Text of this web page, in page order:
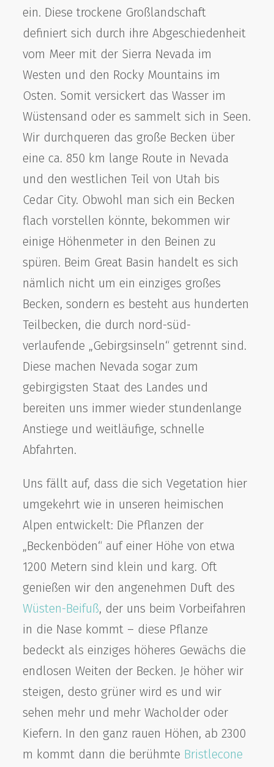
ein. Diese trockene Großlandschaft
definiert sich durch ihre Abgeschiedenheit
vom Meer mit der Sierra Nevada im
Westen und den Rocky Mountains im
Osten. Somit versickert das Wasser im
Wüstensand oder es sammelt sich in Seen.
Wir durchqueren das große Becken über
eine ca. 850 km lange Route in Nevada
und den westlichen Teil von Utah bis
Cedar City. Obwohl man sich ein Becken
flach vorstellen könnte, bekommen wir
einige Höhenmeter in den Beinen zu
spüren. Beim Great Basin handelt es sich
nämlich nicht um ein einziges großes
Becken, sondern es besteht aus hunderten
Teilbecken, die durch nord-süd-
verlaufende „Gebirgsinseln“ getrennt sind.
Diese machen Nevada sogar zum
gebirgigsten Staat des Landes und
bereiten uns immer wieder stundenlange
Anstiege und weitläufige, schnelle
Abfahrten.
Uns fällt auf, dass die sich Vegetation hier
umgekehrt wie in unseren heimischen
Alpen entwickelt: Die Pflanzen der
„Beckenböden“ auf einer Höhe von etwa
1200 Metern sind klein und karg. Oft
genießen wir den angenehmen Duft des
Wüsten-Beifuß, der uns beim Vorbeifahren
in die Nase kommt – diese Pflanze
bedeckt als einziges höheres Gewächs die
endlosen Weiten der Becken. Je höher wir
steigen, desto grüner wird es und wir
sehen mehr und mehr Wacholder oder
Kiefern. In den ganz rauen Höhen, ab 2300
m kommt dann die berühmte Bristlecone